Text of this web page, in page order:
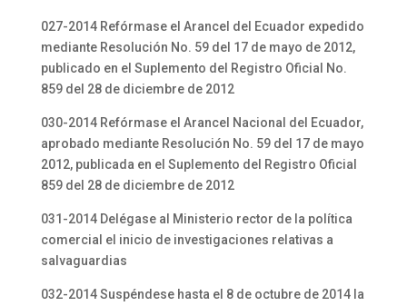
027-2014 Refórmase el Arancel del Ecuador expedido
mediante Resolución No. 59 del 17 de mayo de 2012,
publicado en el Suplemento del Registro Oficial No.
859 del 28 de diciembre de 2012
030-2014 Refórmase el Arancel Nacional del Ecuador,
aprobado mediante Resolución No. 59 del 17 de mayo
2012, publicada en el Suplemento del Registro Oficial
859 del 28 de diciembre de 2012
031-2014 Delégase al Ministerio rector de la política
comercial el inicio de investigaciones relativas a
salvaguardias
032-2014 Suspéndese hasta el 8 de octubre de 2014 la